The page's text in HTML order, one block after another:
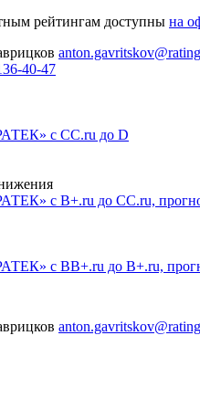
рейтингам доступны на
40-47
с CC.ru до D
с B+.ru до CC.ru,
с BB+.ru до B+.ru,